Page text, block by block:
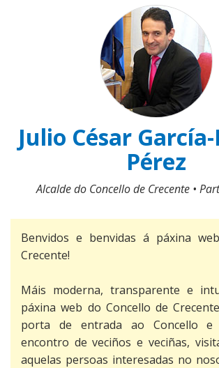
Julio César
Pérez
Alcalde do Concello de Crecente •
Benvidos e benvidas á páxina
Crecente!
Máis moderna, transparente e
páxina web do Concello de
porta de entrada ao Concello
encontro de veciños e veciñas,
aquelas persoas interesadas no